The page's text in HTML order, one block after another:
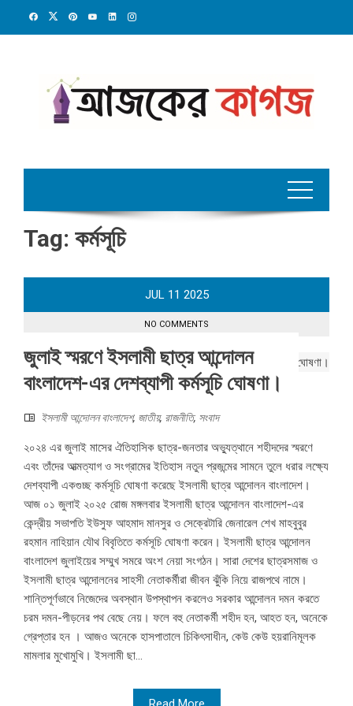
Tag: কর্মসূচি
JUL 11 2025
NO COMMENTS
জুলাই স্মরণে ইসলামী ছাত্র আন্দোলন
বাংলাদেশ-এর দেশব্যাপী কর্মসূচি ঘোষণা।
ইসলামী আন্দোলন বাংলাদেশ, জাতীয়, রাজনীতি, সংবাদ
২০২৪ এর জুলাই মাসের ঐতিহাসিক ছাত্র-জনতার অভ্যুত্থানে শহীদদের স্মরণে
এবং তাঁদের আত্মত্যাগ ও সংগ্রামের ইতিহাস নতুন প্রজন্মের সামনে তুলে ধরার লক্ষ্যে
দেশব্যাপী একগুচ্ছ কর্মসূচি ঘোষণা করেছে ইসলামী ছাত্র আন্দোলন বাংলাদেশ।
আজ ০১ জুলাই ২০২৫ রোজ মঙ্গলবার ইসলামী ছাত্র আন্দোলন বাংলাদেশ-এর
কেন্দ্রীয় সভাপতি ইউসুফ আহমাদ মানসুর ও সেক্রেটারি জেনারেল শেখ মাহবুবুর
রহমান নাহিয়ান যৌথ বিবৃতিতে কর্মসূচি ঘোষণা করেন। ইসলামী ছাত্র আন্দোলন
বাংলাদেশ জুলাইয়ের সম্মুখ সমরে অংশ নেয়া সংগঠন। সারা দেশের ছাত্রসমাজ ও
ইসলামী ছাত্র আন্দোলনের সাহসী নেতাকর্মীরা জীবন ঝুঁকি নিয়ে রাজপথে নামে।
শান্তিপূর্ণভাবে নিজেদের অবস্থান উপস্থাপন করলেও সরকার আন্দোলন দমন করতে
চরম দমন-পীড়নের পথ বেছে নেয়। ফলে বহু নেতাকর্মী শহীদ হন, আহত হন, অনেকে
গ্রেপ্তার হন । আজও অনেকে হাসপাতালে চিকিৎসাধীন, কেউ কেউ হয়রানিমূলক
মামলার মুখোমুখি। ইসলামী ছা...